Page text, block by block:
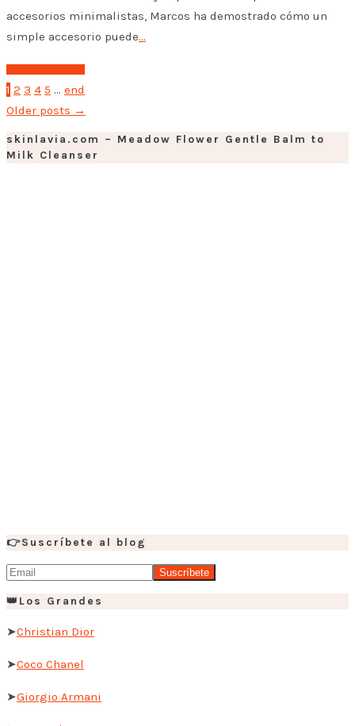
accesorios minimalistas, Marcos ha demostrado cómo un
simple accesorio puede…
1 2 3 4 5 ... end
Older posts →
skinlavia.com – Meadow Flower Gentle Balm to
Milk Cleanser
👉Suscríbete al blog
👑Los Grandes
➤Christian Dior
➤Coco Chanel
➤Giorgio Armani